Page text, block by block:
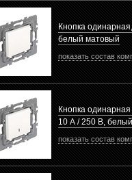
Кнопка
белый матовый
показать состав
Кнопка одинарная
10 А / 250 В,
показать состав